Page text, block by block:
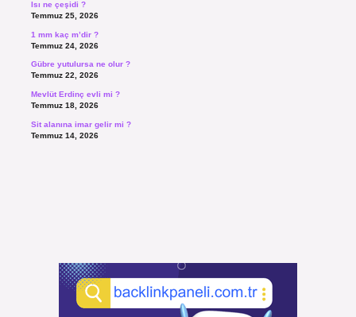
Isı ne çeşidi ?
Temmuz 25, 2026
1 mm kaç m’dir ?
Temmuz 24, 2026
Gübre yutulursa ne olur ?
Temmuz 22, 2026
Mevlüt Erdinç evli mi ?
Temmuz 18, 2026
Sit alanına imar gelir mi ?
Temmuz 14, 2026